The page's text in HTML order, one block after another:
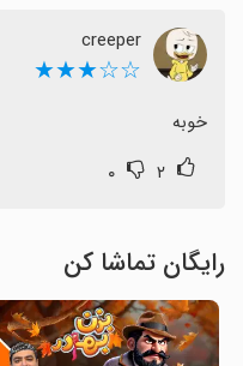
creeper
☆☆★★★
خوبه
۲ ۰
رایگان تماشا کن